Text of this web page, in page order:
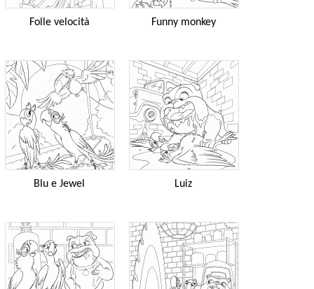
Folle velocità Funny monkey
Blu e Jewel Luiz